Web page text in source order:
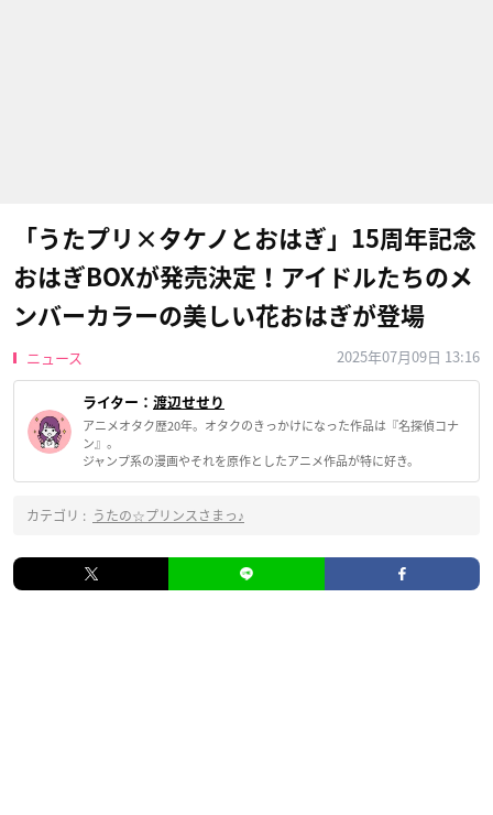
「うたプリ×タケノとおはぎ」15周年記念
おはぎBOXが発売決定！アイドルたちのメ
ンバーカラーの美しい花おはぎが登場
ニュース 2025年07月09日 13:16
ライター： 渡辺せせり
アニメオタク歴20年。オタクのきっかけになった作品は『名探偵コナ
ン』。
ジャンプ系の漫画やそれを原作としたアニメ作品が特に好き。
カテゴリ : うたの☆プリンスさまっ♪